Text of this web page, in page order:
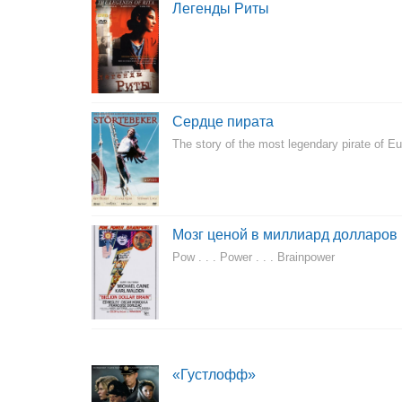
Легенды Риты
Сердце пирата
The story of the most legendary pirate of
Мозг ценой в миллиард долларов
Pow . . . Power . . . Brainpower
«Густлофф»